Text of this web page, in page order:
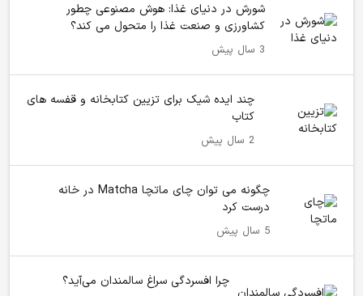
شورش در دنیای غذا: هوش مصنوعی چطور
کشاورزی و صنعت غذا را متحول می کند؟
3 سال پیش
چند ایده شیک برای تزیین کتابخانه و قفسه های
کتاب
2 سال پیش
چگونه می توان چای ماتچا Matcha در خانه
درست کرد
5 سال پیش
چرا افسردگی سراغ سالمندان می‌آید؟